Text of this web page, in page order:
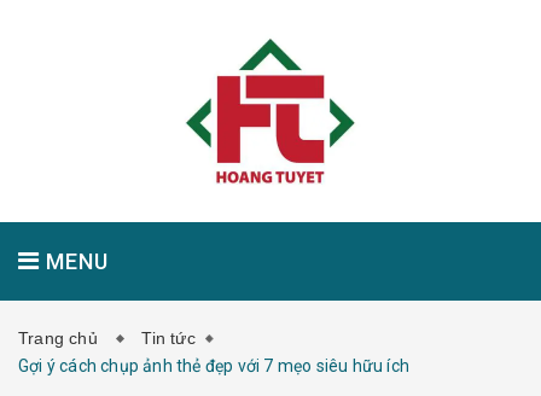
MENU
GIỚI THIỆU SẢN PHẨM TIN TỨC
Trang chủ
Tin tức
Gợi ý cách chụp ảnh thẻ đẹp với 7 mẹo siêu hữu ích